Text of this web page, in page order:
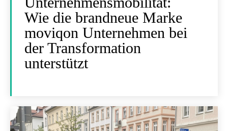
Wie die brandneue Marke
moviqon Unternehmen bei
der Transformation
unterstützt